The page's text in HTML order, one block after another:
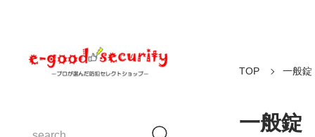
TOP 一般錠
一般錠